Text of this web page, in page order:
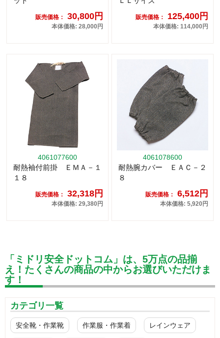
販売価格： 30,800円
本体価格: 28,000円
販売価格： 125,400円
本体価格: 114,000円
4061077600
耐熱袖付前掛 ＥＭＡ－１
１８
販売価格： 32,318円
本体価格: 29,380円
4061078600
耐熱腕カバー ＥＡＣ－２
８
販売価格： 6,512円
本体価格: 5,920円
「ミドリ安全ドットコム」は、5万点の品揃
え！たくさんの商品の中からお選びいただけま
す！
カテゴリ一覧
安全靴・作業靴 作業服・作業着 レインウェア